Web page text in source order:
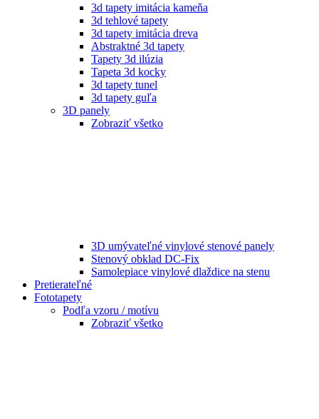
3d tapety imitácia kameňa
3d tehlové tapety
3d tapety imitácia dreva
Abstraktné 3d tapety
Tapety 3d ilúzia
Tapeta 3d kocky
3d tapety tunel
3d tapety guľa
3D panely
Zobraziť všetko
3D umývateľné vinylové stenové panely
Stenový obklad DC-Fix
Samolepiace vinylové dlaždice na stenu
Pretierateľné
Fototapety
Podľa vzoru / motívu
Zobraziť všetko